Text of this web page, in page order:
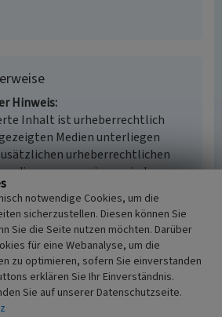
Hinweis
Inhalt ist urheberrechtlich
Medien unterliegen
urheberrechtlichen
diesen ausgewiesen sind.
In: KuLaDig,
URL:
Objektansicht/A-BL-
9. August 2026)
notwendige Cookies, um die
sicherzustellen. Diesen können Sie
Sie die Seite nutzen möchten. Darüber
für eine Webanalyse, um die
zu optimieren, sofern Sie einverstanden
erklären Sie Ihr Einverständnis.
Sie auf unserer Datenschutzseite.